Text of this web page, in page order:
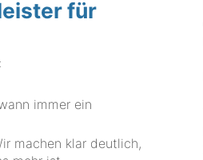
für
immer ein
machen klar deutlich,